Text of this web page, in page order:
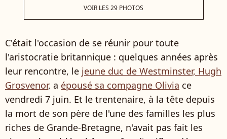
VOIR LES 29 PHOTOS
C'était l'occasion de se réunir pour toute
l'aristocratie britannique : quelques années après
leur rencontre, le jeune duc de Westminster, Hugh
Grosvenor, a épousé sa compagne Olivia ce
vendredi 7 juin. Et le trentenaire, à la tête depuis
la mort de son père de l'une des familles les plus
riches de Grande-Bretagne, n'avait pas fait les